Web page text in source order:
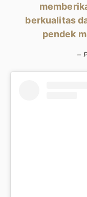
berkualitas
pendek
–